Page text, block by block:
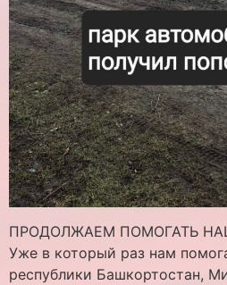
ПРОДОЛЖАЕМ ПОМОГАТЬ
Уже в который раз нам
республики Башкортостан,